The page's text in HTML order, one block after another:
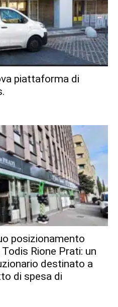
piattaforma di
posizionamento
Rione Prati: un
destinato a
di spesa di